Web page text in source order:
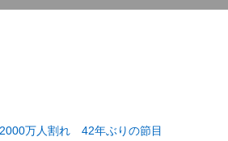
万人割れ 42年ぶりの節目